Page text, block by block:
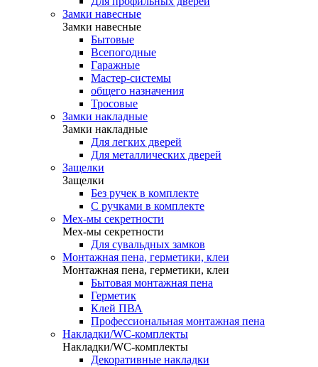
Замки навесные
Замки навесные
Бытовые
Всепогодные
Гаражные
Мастер-системы
общего назначения
Тросовые
Замки накладные
Замки накладные
Для легких дверей
Для металлических дверей
Защелки
Защелки
Без ручек в комплекте
С ручками в комплекте
Мех-мы секретности
Мех-мы секретности
Для сувальдных замков
Монтажная пена, герметики, клеи
Монтажная пена, герметики, клеи
Бытовая монтажная пена
Герметик
Клей ПВА
Профессиональная монтажная пена
Накладки/WC-комплекты
Накладки/WC-комплекты
Декоративные накладки